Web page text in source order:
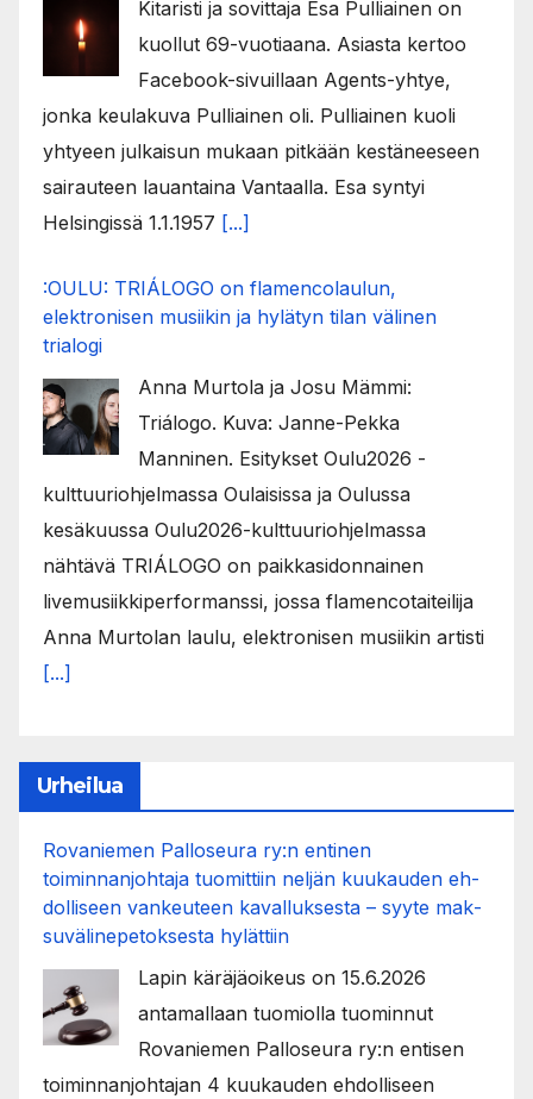
Kitaristi ja sovittaja Esa Pulliainen on
kuollut 69-vuotiaana. Asiasta kertoo
Facebook-sivuillaan Agents-yhtye,
jonka keulakuva Pulliainen oli. Pulliainen kuoli
yhtyeen julkaisun mukaan pitkään kestäneeseen
sairauteen lauantaina Vantaalla. Esa syntyi
Helsingissä 1.1.1957 [...]
:OULU: TRIÁLOGO on flamencolaulun,
elektronisen musiikin ja hylätyn tilan välinen
trialogi
Anna Murtola ja Josu Mämmi:
Triálogo. Kuva: Janne-Pekka
Manninen. Esitykset Oulu2026 -
kulttuuriohjelmassa Oulaisissa ja Oulussa
kesäkuussa Oulu2026-kulttuuriohjelmassa
nähtävä TRIÁLOGO on paikkasidonnainen
livemusiikkiperformanssi, jossa flamencotaiteilija
Anna Murtolan laulu, elektronisen musiikin artisti
[...]
Urheilua
Rovaniemen Palloseura ry:n entinen
toiminnanjohtaja tuo­mit­tiin neljän kuu­kau­den eh­
dol­li­seen van­keu­teen ka­val­luk­ses­ta – syyte mak­
su­vä­li­ne­pe­tok­ses­ta hy­lät­tiin
Lapin käräjäoikeus on 15.6.2026
antamallaan tuomiolla tuominnut
Rovaniemen Palloseura ry:n entisen
toiminnanjohtajan 4 kuukauden ehdolliseen